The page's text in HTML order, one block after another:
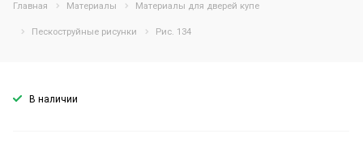
Главная Материалы Материалы для дверей купе
Пескоструйные рисунки Рис. 134
В наличии